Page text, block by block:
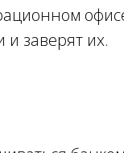
заверят их.